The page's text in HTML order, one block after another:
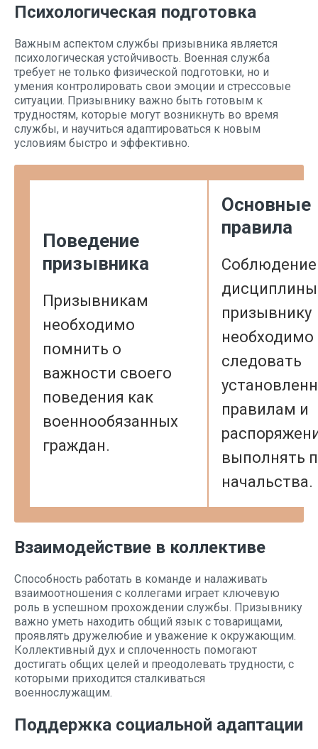
Психологическая подготовка
Важным аспектом службы призывника является
психологическая устойчивость. Военная служба
требует не только физической подготовки, но и
умения контролировать свои эмоции и стрессовые
ситуации. Призывнику важно быть готовым к
трудностям, которые могут возникнуть во время
службы, и научиться адаптироваться к новым
условиям быстро и эффективно.
Поведение
призывника
Призывникам
необходимо
помнить о
важности своего
поведения как
военнообязанных
граждан.
Основные
правила
Соблюдение
призывнику
необходимо
следовать
правилам и
выполнять
начальства.
Взаимодействие в коллективе
Способность работать в команде и налаживать
взаимоотношения с коллегами играет ключевую
роль в успешном прохождении службы. Призывнику
важно уметь находить общий язык с товарищами,
проявлять дружелюбие и уважение к окружающим.
Коллективный дух и сплоченность помогают
достигать общих целей и преодолевать трудности, с
которыми приходится сталкиваться
военнослужащим.
Поддержка социальной адаптации